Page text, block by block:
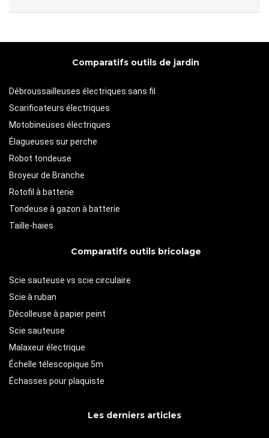
Comparatifs outils de jardin
Débroussailleuses électriques sans fil
Scarificateurs électriques
Motobineuses électriques
Élagueuses sur perche
Robot tondeuse
Broyeur de Branche
Rotofil à batterie
Tondeuse à gazon à batterie
Taille-haies
Comparatifs outils bricolage
Scie sauteuse vs scie circulaire
Scie à ruban
Décolleuse à papier peint
Scie sauteuse
Malaxeur électrique
Échelle télescopique 5m
Échasses pour plaquiste
Les derniers articles